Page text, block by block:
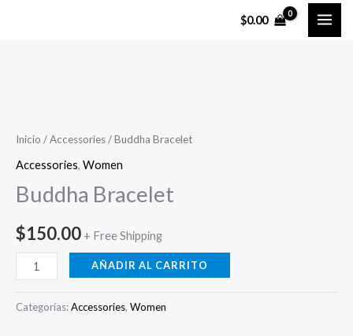
$0.00
Inicio /Accessories/ Buddha Bracelet
Accessories, Women
Buddha Bracelet
$150.00 + Free Shipping
cantidad
AÑADIR AL CARRITO
Categorías:Accessories, Women